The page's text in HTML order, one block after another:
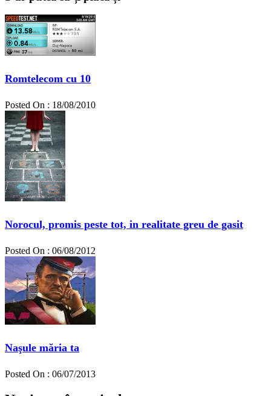
Romtelecom cu 10
Posted On : 18/08/2010
Norocul, promis peste tot, in realitate greu de gasit
Posted On : 06/08/2012
Naşule măria ta
Posted On : 06/07/2013